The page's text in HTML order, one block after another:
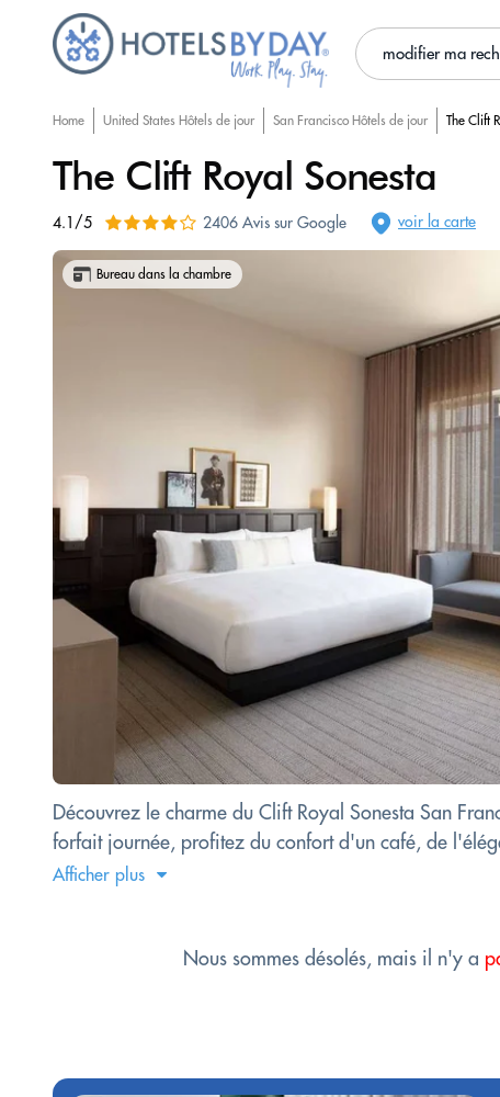
modifier ma
Home United States Hôtels de jour San Francisco Hôtels de jour The Clift
The Clift Royal Sonesta
4.1/5 2406 Avis sur Google voir la carte
Bureau dans la chambre
Découvrez le charme du Clift Royal Sonesta San
forfait journée, profitez du confort d'un café, de
Afficher plus
Nous sommes désolés, mais il n'y a